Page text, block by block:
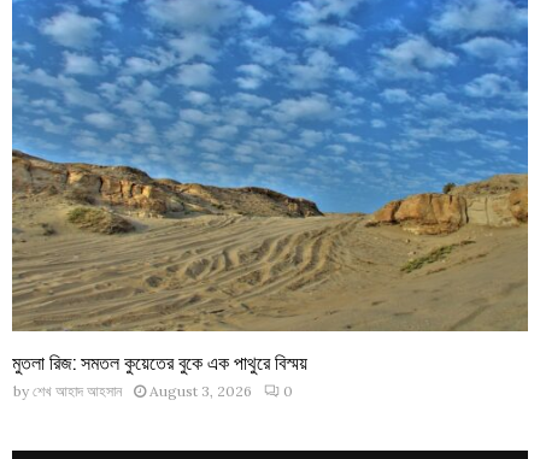
মুতলা রিজ: সমতল কুয়েতের বুকে এক পাথুরে বিস্ময়
by শেখ আহাদ আহসান August 3, 2026 0